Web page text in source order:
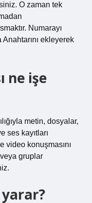
O zaman tek
Numarayı
ekleyerek
ne işe
metin, dosyalar,
ses kayıtları
konuşmasını
gruplar